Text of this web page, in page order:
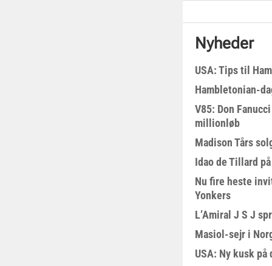
Nyheder
USA: Tips til
Hambletonian-
V85: Don
millionløb
Madison Tårs
Idao de Tillard
Nu fire heste
Yonkers
L’Amiral J S J
Masiol-sejr i
USA: Ny kusk på